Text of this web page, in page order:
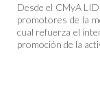
Desde el CMyA
promotores de la
cual refuerza el
promoción de la